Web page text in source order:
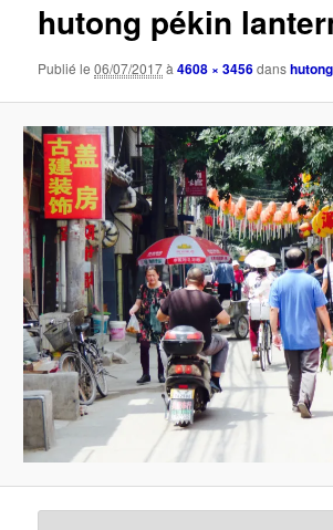
hutong pékin
Publié le06/07/2017à4608 × 3456dans